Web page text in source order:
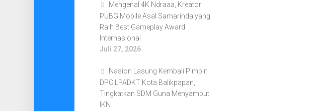
Mengenal 4K Ndraaa, Kreator
PUBG Mobile Asal Samarinda yang
Raih Best Gameplay Award
Internasional
Juli 27, 2026
Nasion Lasung Kembali Pimpin
DPC LPADKT Kota Balikpapan,
Tingkatkan SDM Guna Menyambut
IKN